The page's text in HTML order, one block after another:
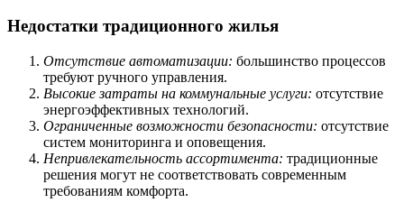
Недостатки традиционного жилья
Отсутствие автоматизации: большинство процессов
требуют ручного управления.
Высокие затраты на коммунальные услуги: отсутствие
энергоэффективных технологий.
Ограниченные возможности безопасности: отсутствие
систем мониторинга и оповещения.
Непривлекательность ассортимента: традиционные
решения могут не соответствовать современным
требованиям комфорта.